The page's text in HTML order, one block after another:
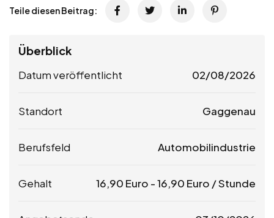
Teile diesen Beitrag:
Überblick
Datum veröffentlicht 02/08/2026
Standort Gaggenau
Berufsfeld Automobilindustrie
Gehalt 16,90 Euro -16,90 Euro / Stunde